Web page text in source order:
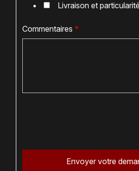
Livraison et
Commentaires *